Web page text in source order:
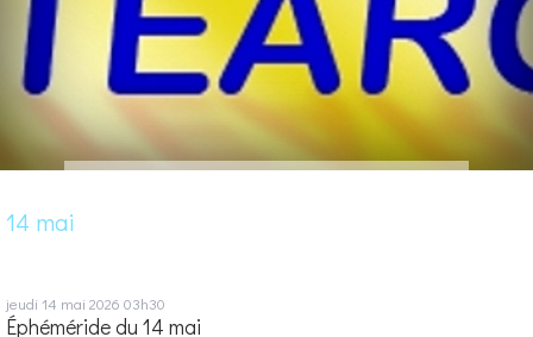
14 mai
jeudi 14 mai 2026 03h30
Éphéméride du 14 mai